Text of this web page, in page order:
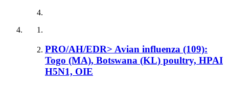
PRO/AH/EDR> Avian influenza (109):
Togo (MA), Botswana (KL) poultry, HPAI
H5N1, OIE